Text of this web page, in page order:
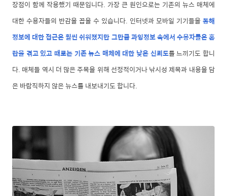
장점이 함께 작용했기 때문입니다. 가장 큰 원인으로는 기존의 뉴스 매체에
대한 수용자들의 반감을 꼽을 수 있습니다. 인터넷과 모바일 기기들을통해
정보에 대한 접근은 훨씬 쉬워졌지만 그만큼 과잉정보 속에서 수용자들은 혼
란을 겪고 있고 때로는 기존 뉴스 매체에 대한 낮은 신뢰도를 느끼기도 합니
다. 매체들 역시 더 많은 주목을 위해 선정적이거나 낚시성 제목과 내용을 담
은 바람직하지 않은 뉴스를 내보내기도 합니다.